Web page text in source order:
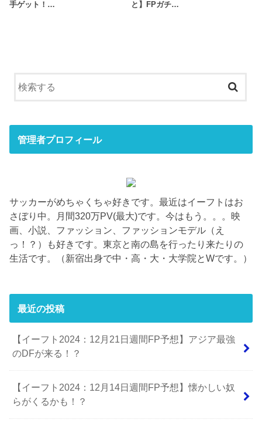
手ゲット！… と】FPガチ…
管理者プロフィール
サッカーがめちゃくちゃ好きです。最近はイーフトはお
さぼり中。月間320万PV(最大)です。今はもう。。。映
画、小説、ファッション、ファッションモデル（え
っ！？）も好きです。東京と南の島を行ったり来たりの
生活です。（新宿出身で中・高・大・大学院とWです。）
最近の投稿
【イーフト2024：12月21日週間FP予想】アジア最強
のDFが来る！？
【イーフト2024：12月14日週間FP予想】懐かしい奴
らがくるかも！？